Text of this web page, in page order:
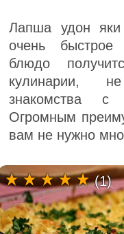
Лапша удон
очень
блюдо
кулинарии,
знакомства с
Огромным
вам не нужно
(1)